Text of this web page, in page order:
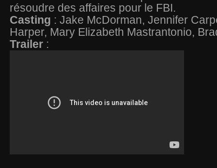
résoudre des affaires pour le FBI.
Casting : Jake McDorman, Jennifer
Harper, Mary Elizabeth Mastrantonio,
Trailer :